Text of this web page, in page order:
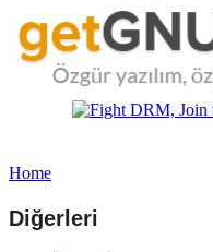
Home
Diğerleri